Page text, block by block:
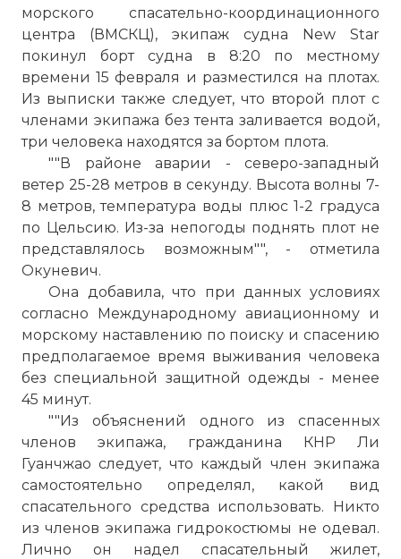
морского спасательно-координационного
центра (ВМСКЦ), экипаж судна New Star
покинул борт судна в 8:20 по местному
времени 15 февраля и разместился на плотах.
Из выписки также следует, что второй плот с
членами экипажа без тента заливается водой,
три человека находятся за бортом плота.
""В районе аварии - северо-западный
ветер 25-28 метров в секунду. Высота волны 7-
8 метров, температура воды плюс 1-2 градуса
по Цельсию. Из-за непогоды поднять плот не
представлялось возможным"", - отметила
Окуневич.
Она добавила, что при данных условиях
согласно Международному авиационному и
морскому наставлению по поиску и спасению
предполагаемое время выживания человека
без специальной защитной одежды - менее
45 минут.
""Из объяснений одного из спасенных
членов экипажа, гражданина КНР Ли
Гуанчжао следует, что каждый член экипажа
самостоятельно определял, какой вид
спасательного средства использовать. Никто
из членов экипажа гидрокостюмы не одевал.
Лично он надел спасательный жилет,